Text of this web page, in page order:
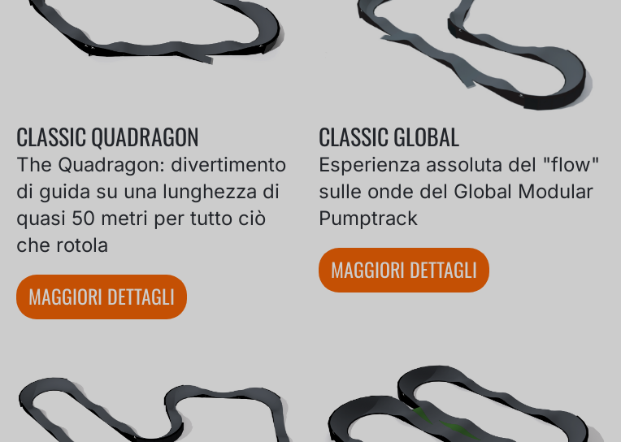
CLASSIC QUADRAGON
The Quadragon: divertimento
di guida su una lunghezza di
quasi 50 metri per tutto ciò
che rotola
MAGGIORI DETTAGLI
CLASSIC GLOBAL
Esperienza assoluta del "flow"
sulle onde del Global Modular
Pumptrack
MAGGIORI DETTAGLI